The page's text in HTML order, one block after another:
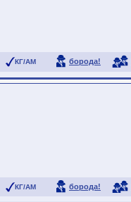
КГ/АМ борода!
КГ/АМ борода!